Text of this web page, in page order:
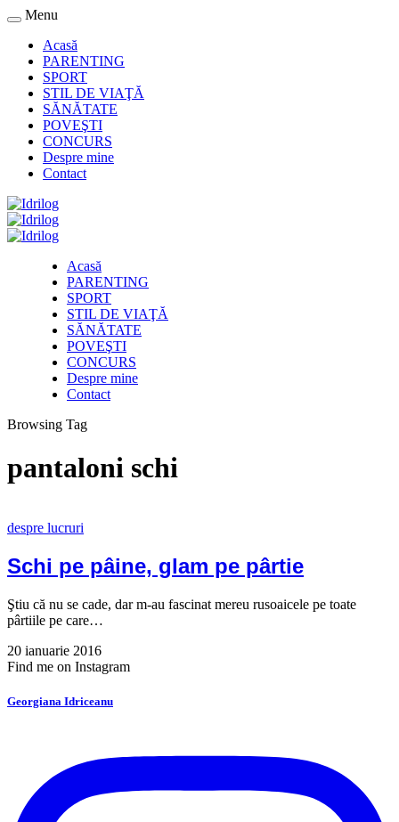
Menu
Acasă
PARENTING
SPORT
STIL DE VIAŢĂ
SĂNĂTATE
POVEŞTI
CONCURS
Despre mine
Contact
Acasă
PARENTING
SPORT
STIL DE VIAŢĂ
SĂNĂTATE
POVEŞTI
CONCURS
Despre mine
Contact
Browsing Tag
pantaloni schi
despre lucruri
Schi pe pâine, glam pe pârtie
Ştiu că nu se cade, dar m-au fascinat mereu rusoaicele pe toate
pârtiile pe care…
20 ianuarie 2016
Find me on Instagram
Georgiana Idriceanu